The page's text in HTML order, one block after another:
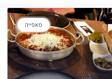
מאפייה